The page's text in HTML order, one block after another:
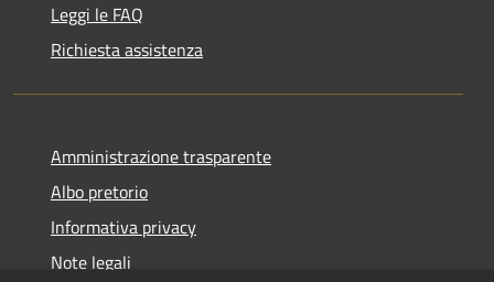
Leggi le FAQ
Richiesta assistenza
Amministrazione trasparente
Albo pretorio
Informativa privacy
Note legali